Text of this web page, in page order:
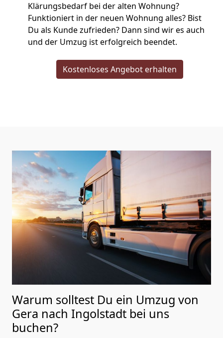
Klärungsbedarf bei der alten Wohnung?
Funktioniert in der neuen Wohnung alles? Bist
Du als Kunde zufrieden? Dann sind wir es auch
und der Umzug ist erfolgreich beendet.
Kostenloses Angebot erhalten
Warum solltest Du ein Umzug von
Gera nach Ingolstadt bei uns
buchen?